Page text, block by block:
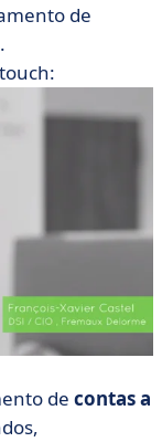
de
de contas a